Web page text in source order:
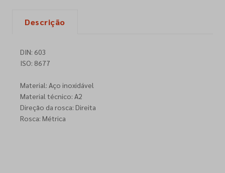
Descrição
DIN: 603
ISO: 8677
Material: Aço inoxidável
Material técnico: A2
Direção da rosca: Direita
Rosca: Métrica